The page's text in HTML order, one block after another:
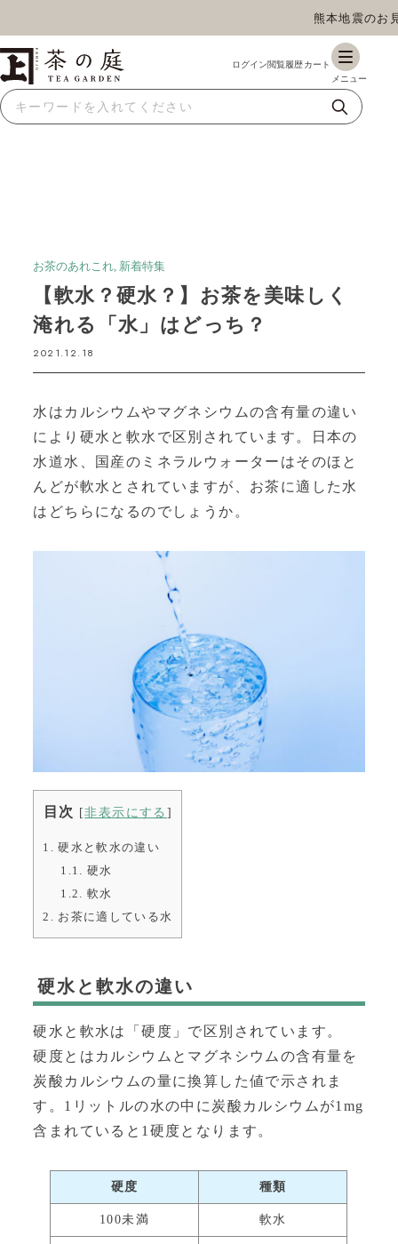
熊本地震のお見
ギフト 特上高級茶 深蒸し茶 水出し茶
お茶のあれこれ, 新着特集
【軟水？硬水？】お茶を美味しく
淹れる「水」はどっち？
2021.12.18
水はカルシウムやマグネシウムの含有量の違い
により 硬水 と 軟水 で区別されています。日本の
水道水、国産のミネラルウォーターはそのほと
んどが軟水とされていますが、お茶に適した水
はどちらになるのでしょうか。
目次 [非表示にする ]
1. 硬水と軟水の違い
1.1. 硬水
1.2. 軟水
2. お茶に適している水
硬水と軟水の違い
硬水と軟水は「硬度」で区別されています。
硬度とはカルシウムとマグネシウムの含有量を
炭酸カルシウムの量に換算した値で示されま
す。1リットルの水の中に炭酸カルシウムが1mg
含まれていると1硬度となります。
硬度 種類
100未満 軟水